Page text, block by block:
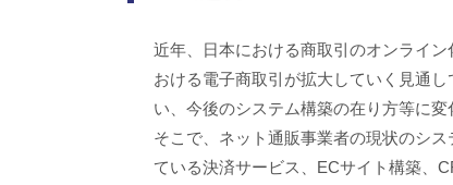
近年、日本における商取引のオンライ
おける電子商取引が拡大していく見通
い、今後のシステム構築の在り方等に変
そこで、ネット通販事業者の現状のシ
ている決済サービス、ECサイト構築、